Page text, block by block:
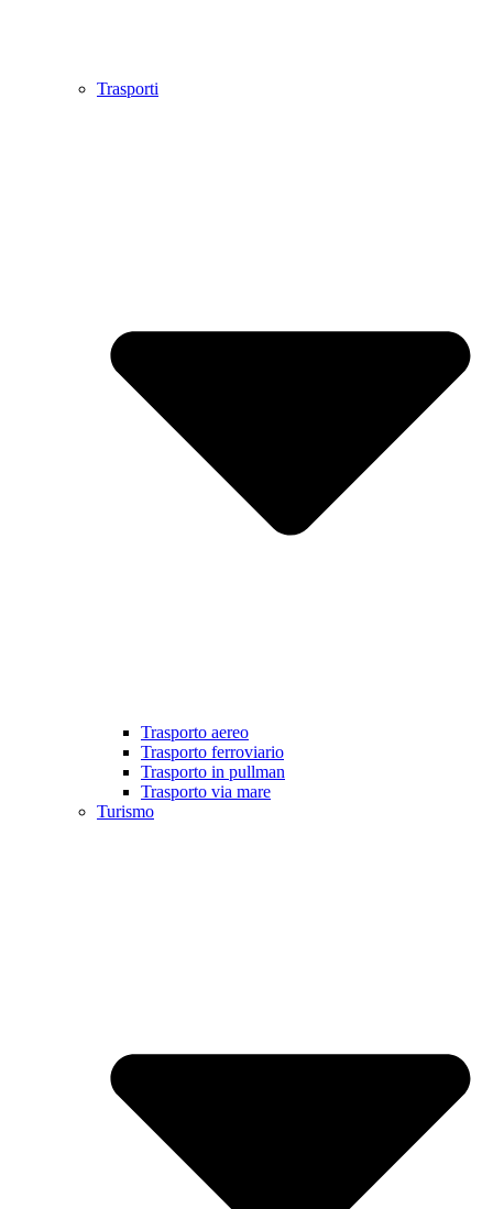
Trasporti
Trasporto aereo
Trasporto ferroviario
Trasporto in pullman
Trasporto via mare
Turismo